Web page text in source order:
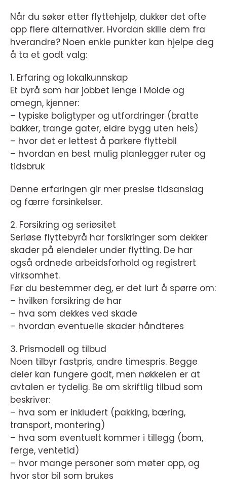
Når du søker etter flyttehjelp, dukker det ofte
opp flere alternativer. Hvordan skille dem fra
hverandre? Noen enkle punkter kan hjelpe deg
å ta et godt valg:
1. Erfaring og lokalkunnskap
Et byrå som har jobbet lenge i Molde og
omegn, kjenner:
– typiske boligtyper og utfordringer (bratte
bakker, trange gater, eldre bygg uten heis)
– hvor det er lettest å parkere flyttebil
– hvordan en best mulig planlegger ruter og
tidsbruk
Denne erfaringen gir mer presise tidsanslag
og færre forsinkelser.
2. Forsikring og seriøsitet
Seriøse flyttebyrå har forsikringer som dekker
skader på eiendeler under flytting. De har
også ordnede arbeidsforhold og registrert
virksomhet.
Før du bestemmer deg, er det lurt å spørre om:
– hvilken forsikring de har
– hva som dekkes ved skade
– hvordan eventuelle skader håndteres
3. Prismodell og tilbud
Noen tilbyr fastpris, andre timespris. Begge
deler kan fungere godt, men nøkkelen er at
avtalen er tydelig. Be om skriftlig tilbud som
beskriver:
– hva som er inkludert (pakking, bæring,
transport, montering)
– hva som eventuelt kommer i tillegg (bom,
ferge, ventetid)
– hvor mange personer som møter opp, og
hvor stor bil som brukes